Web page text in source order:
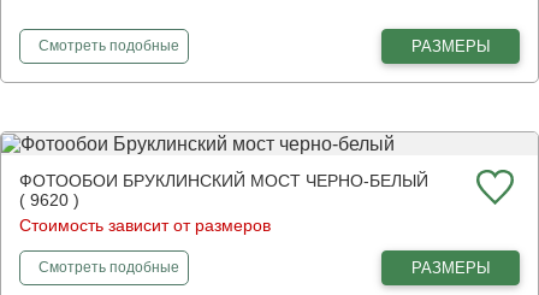
Смотретьфотообои
подобные РАЗМЕРЫ
ФОТООБОИ БРУКЛИНСКИЙ МОСТ ЧЕРНО-БЕЛЫЙ
( 9620 )
Стоимость зависит от размеров
Смотретьфотообои
подобные РАЗМЕРЫ